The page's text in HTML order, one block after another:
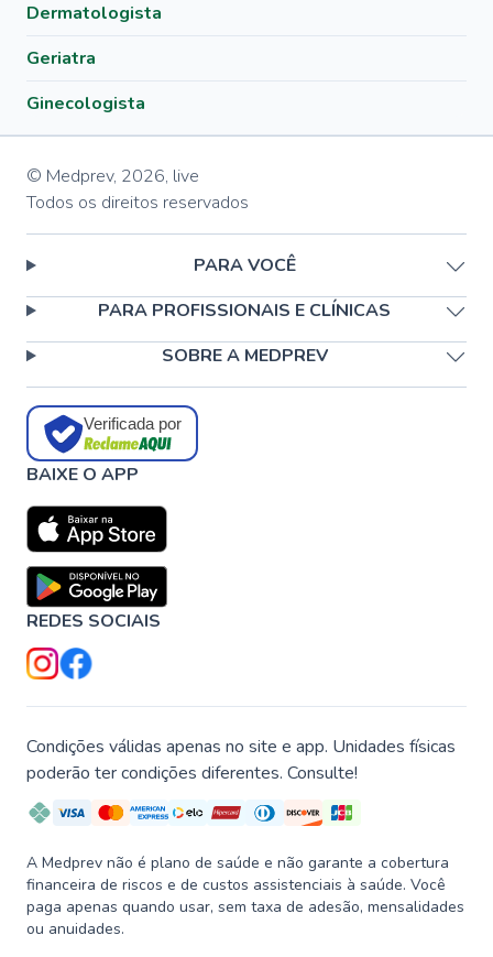
Dermatologista
Geriatra
Ginecologista
© Medprev, 2026, live
Todos os direitos reservados
PARA VOCÊ
PARA PROFISSIONAIS E CLÍNICAS
SOBRE A MEDPREV
Verificada por
BAIXE O APP
REDES SOCIAIS
Condições válidas apenas no site e app. Unidades físicas
poderão ter condições diferentes. Consulte!
A Medprev não é plano de saúde e não garante a cobertura
financeira de riscos e de custos assistenciais à saúde. Você
paga apenas quando usar, sem taxa de adesão, mensalidades
ou anuidades.